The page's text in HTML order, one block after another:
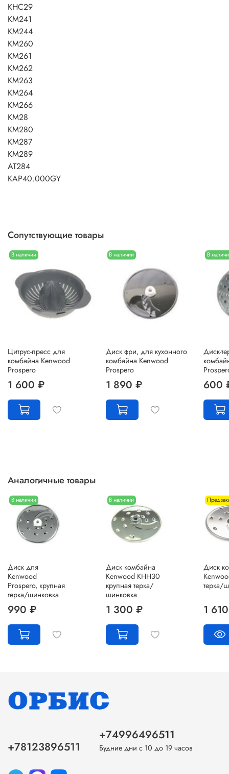
KHC29
KM241
KM244
KM260
KM261
KM262
KM263
KM264
KM266
KM28
KM280
KM287
KM289
AT284
KAP40.000GY
Сопутствующие товары
В наличии
Цитрус-пресс для
комбайна Kenwood
Prospero
1 600 ₽
В наличии
Диск фри, для кухонного
комбайна Kenwood
Prospero
1 890 ₽
В
Диск-
600
Аналогичные товары
В наличии
Диск для
Kenwood
Prospero, крупная
терка/шинковка
990 ₽
В наличии
Диск комбайна
Kenwood KHH30
крупная терка/
шинковка
1 300 ₽
Диск
терка/
1
+78123896511
+74996496511
Будние дни с 10 до 19 часов